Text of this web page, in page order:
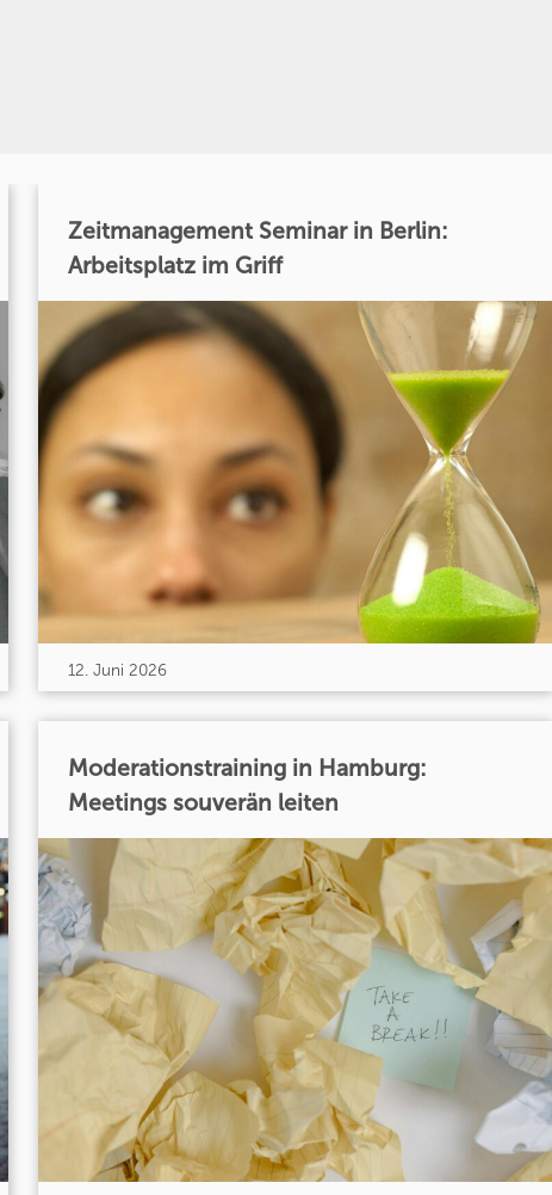
Zeitmanagement Seminar in Berlin:
Arbeitsplatz im Griff
12. Juni 2026
Moderationstraining in Hamburg:
Meetings souverän leiten